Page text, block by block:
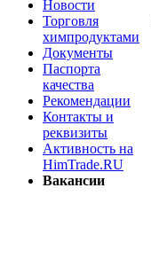
Новости
Торговля
химпродуктами
Документы
Паспорта
качества
Рекомендации
Контакты и
реквизиты
Активность на
HimTrade.RU
Вакансии